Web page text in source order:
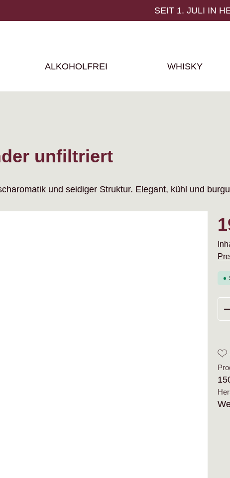
SEIT 1. JULI IN
ALKOHOLFREI WHISKY
unfiltriert
und seidiger Struktur. Elegant, kühl und